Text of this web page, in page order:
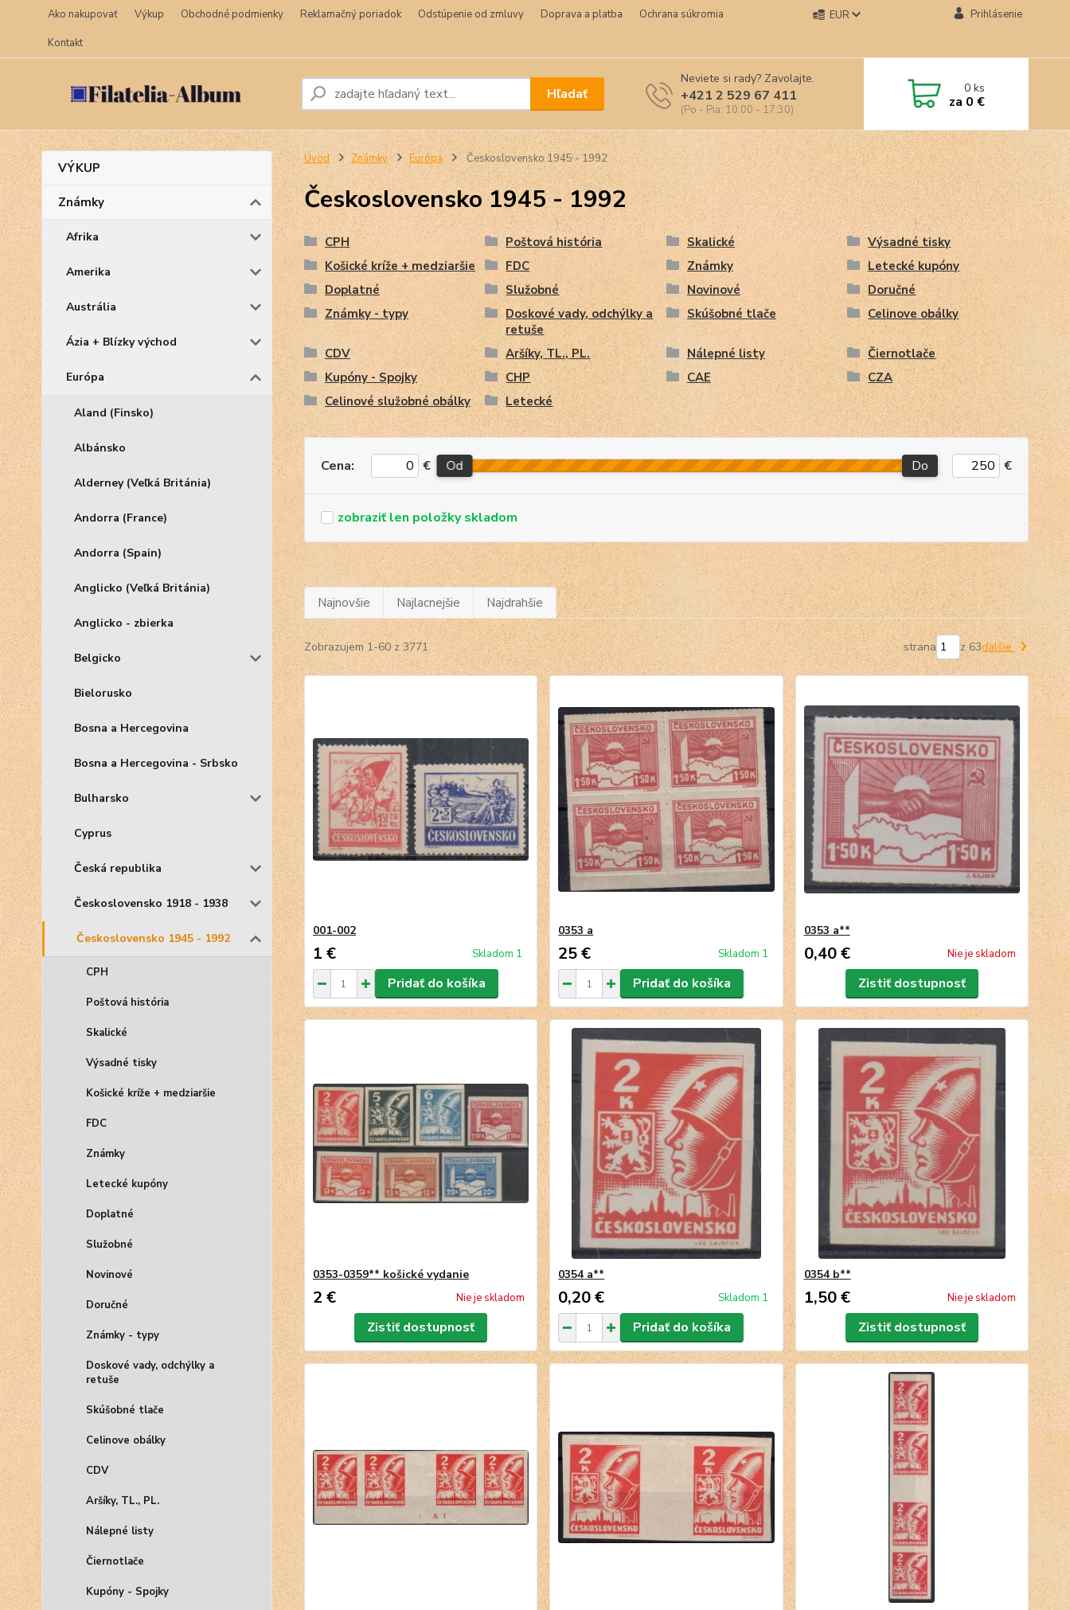
Ako nakupovať Výkup Obchodné podmienky Reklamačný poriadok Odstúpenie od zmluvy Doprava a platba
Ochrana súkromia
Kontakt
EUR Prihlásenie
Hľadať
Neviete si rady? Zavolajte.
+421 2 529 67 411
(Po - Pia: 10:00 - 17:30)
0ks
za 0 €
VÝKUP
Známky
Afrika
Amerika
Austrália
Ázia + Blízky východ
Európa
Aland (Finsko)
Albánsko
Alderney (Veľká Británia)
Andorra (France)
Andorra (Spain)
Anglicko (Veľká Británia)
Anglicko - zbierka
Belgicko
Bielorusko
Bosna a Hercegovina
Bosna a Hercegovina - Srbsko
Bulharsko
Cyprus
Česká republika
Československo 1918 - 1938
Československo 1945 - 1992
CPH
Poštová história
Skalické
Výsadné tisky
Košické kríže + medziaršie
FDC
Známky
Letecké kupóny
Doplatné
Služobné
Novinové
Doručné
Známky - typy
Doskové vady, odchýlky a
retuše
Skúšobné tlače
Celinove obálky
CDV
Aršíky, TL., PL.
Nálepné listy
Čiernotlače
Kupóny - Spojky
Úvod Známky Európa Československo 1945 - 1992
Československo 1945 - 1992
CPH Poštová história Skalické
Výsadné tisky
Košické kríže + medziaršie
FDC Známky
Letecké kupóny
Doplatné
Služobné Novinové
Doručné
Známky - typy
Doskové vady, odchýlky a
retuše
Skúšobné tlače Celinove obálky
CDV Aršíky, TL., PL. Nálepné listy
Čiernotlače
Kupóny - Spojky
CHP CAE
CZA
Celinové služobné obálky
Letecké
Cena: € Od Do €
skladom
Najnovšie Najlacnejšie Najdrahšie
Zobrazujem 1-60 z 3771 strana z 63ďalšie
001-002
1 € Skladom 1
Pridať do košíka
0353 a
25 € Skladom 1
Pridať do košíka
0353 a**
0,40 € Nie je skladom
Zistiť dostupnosť
0353-0359** košické vydanie
2 € Nie je skladom
Zistiť dostupnosť
0354 a**
0,20 € Skladom 1
Pridať do košíka
0354 b**
1,50 € Nie je skladom
Zistiť dostupnosť